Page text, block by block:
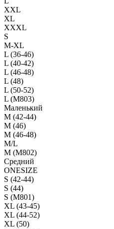
XXL
XL
XXXL
S
M-XL
L (36-46)
L (40-42)
L (46-48)
L (48)
L (50-52)
L (M803)
Маленький
М (42-44)
M (46)
M (46-48)
M/L
M (M802)
Средний
ONESIZE
S (42-44)
S (44)
S (M801)
XL (43-45)
XL (44-52)
XL (50)